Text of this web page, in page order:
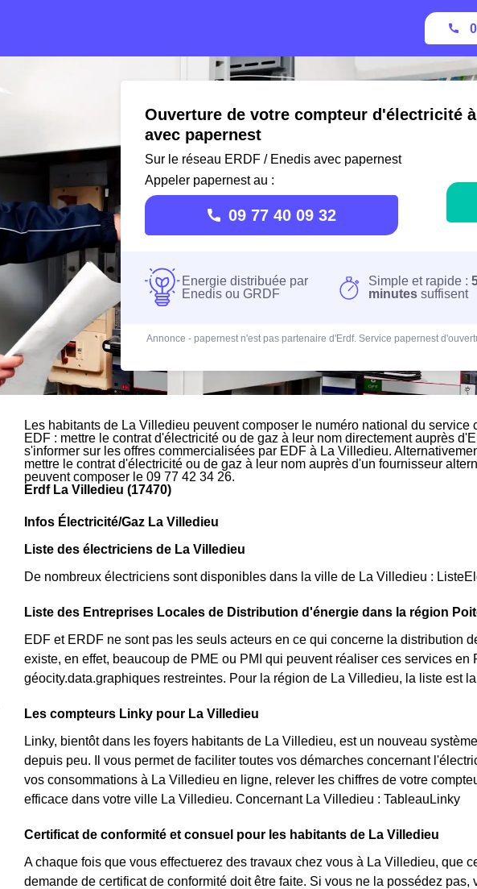
Ouverture de votre compteur d'électricité
avec papernest
Sur le réseau ERDF / Enedis avec papernest
Appeler papernest au :
09 77 40 09 32
Energie distribuée par
Enedis ou GRDF
Simple et rapide :
minutes suffisent
Annonce - papernest n'est pas partenaire d'Erdf. Service papernest
Les habitants de La Villedieu peuvent composer le numéro national du
EDF : mettre le contrat d'électricité ou de gaz à leur nom directement auprès
s'informer sur les offres commercialisées par EDF à La Villedieu.
mettre le contrat d'électricité ou de gaz à leur nom auprès d'un fournisseur
peuvent composer le 09 77 42 34 26.
Erdf La Villedieu (17470)
Infos Électricité/Gaz La Villedieu
Liste des électriciens de La Villedieu
De nombreux électriciens sont disponibles dans la ville de La Villedieu :
Liste des Entreprises Locales de Distribution d'énergie dans la région
EDF et ERDF ne sont pas les seuls acteurs en ce qui concerne la distribution
existe, en effet, beaucoup de PME ou PMI qui peuvent réaliser ces services
géocity.data.graphiques restreintes. Pour la région de La Villedieu, la liste est
Les compteurs Linky pour La Villedieu
Linky, bientôt dans les foyers habitants de La Villedieu, est un nouveau
depuis peu. Il vous permet de faciliter toutes vos démarches concernant
vos consommations à La Villedieu en ligne, relever les chiffres de votre
efficace dans votre ville La Villedieu. Concernant La Villedieu : TableauLinky
Certificat de conformité et consuel pour les habitants de La Villedieu
A chaque fois que vous effectuerez des travaux chez vous à La Villedieu, que
demande de certificat de conformité doit être faite. Si vous ne la possédez